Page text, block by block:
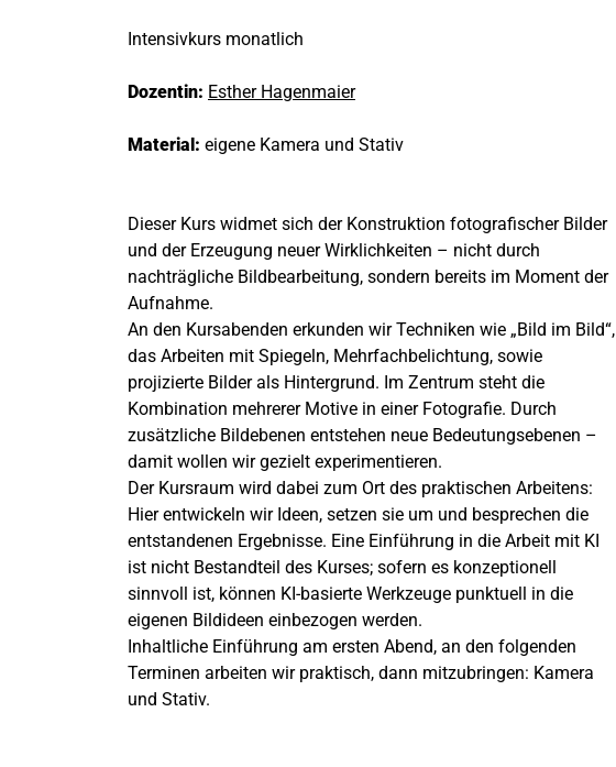
Intensivkurs monatlich
Dozentin: Esther Hagenmaier
Material: eigene Kamera und Stativ
Dieser Kurs widmet sich der Konstruktion fotografischer Bilder
und der Erzeugung neuer Wirklichkeiten – nicht durch
nachträgliche Bildbearbeitung, sondern bereits im Moment der
Aufnahme.
An den Kursabenden erkunden wir Techniken wie „Bild im Bild“,
das Arbeiten mit Spiegeln, Mehrfachbelichtung, sowie
projizierte Bilder als Hintergrund. Im Zentrum steht die
Kombination mehrerer Motive in einer Fotografie. Durch
zusätzliche Bildebenen entstehen neue Bedeutungsebenen –
damit wollen wir gezielt experimentieren.
Der Kursraum wird dabei zum Ort des praktischen Arbeitens:
Hier entwickeln wir Ideen, setzen sie um und besprechen die
entstandenen Ergebnisse. Eine Einführung in die Arbeit mit KI
ist nicht Bestandteil des Kurses; sofern es konzeptionell
sinnvoll ist, können KI-basierte Werkzeuge punktuell in die
eigenen Bildideen einbezogen werden.
Inhaltliche Einführung am ersten Abend, an den folgenden
Terminen arbeiten wir praktisch, dann mitzubringen: Kamera
und Stativ.